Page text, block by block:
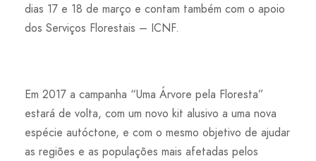
dias 17 e 18 de março e contam também com o apoio
dos Serviços Florestais – ICNF.
Em 2017 a campanha “Uma Árvore pela Floresta”
estará de volta, com um novo kit alusivo a uma nova
espécie autóctone, e com o mesmo objetivo de ajudar
as regiões e as populações mais afetadas pelos